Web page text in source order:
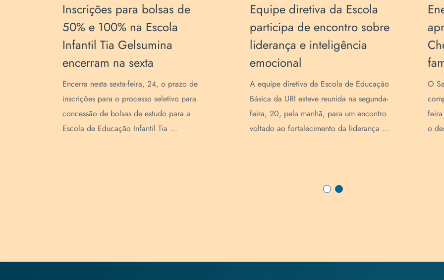
Equipe diretiva da Escola
participa de encontro sobre
liderança e inteligência
emocional
A equipe diretiva da Escola de Educação
Básica da URI esteve reunida na segunda-
feira, 20, pela manhã, para um encontro
voltado ao fortalecimento da liderança ...
Energia e sincronia:
apresentações de
Cheerleaders emocionam
famílias na SECART
O Salão de Eventos da URI ficou
completamente lotado na noite de segunda-
feira à noite, 13, quando as equipes tiveram
o desafio de líderes de torcida, uma das ...
O
de